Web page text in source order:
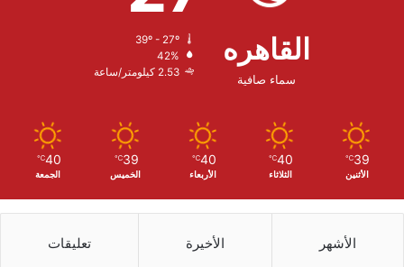
القاهره
سماء صافية
42%
2.53 كيلومتر/ساعة
39
℃
الأثنين
40
℃
الثلاثاء
40
℃
الأربعاء
39
℃
الخميس
40
℃
الجمعة
الأشهر الأخيرة تعليقات